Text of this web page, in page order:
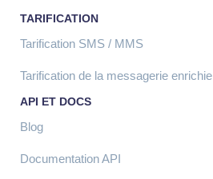
TARIFICATION
Tarification SMS / MMS
Tarification de la messagerie enrichie
API ET DOCS
Blog
Documentation API